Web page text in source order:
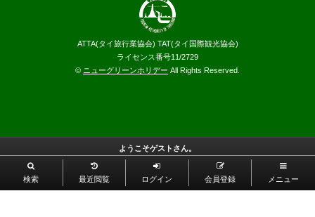
ATTA(タイ旅行業協会) TAT(タイ国際観光協会)
ライセンス番号11/2729
© ニューグリーンホリデー All Rights Reserved.
ようこそゲストさん。
検索 最近閲覧 ログイン 会員登録 メニュー